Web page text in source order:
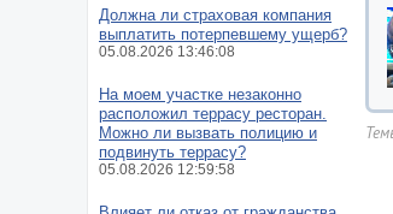
Должна ли страховая компания
выплатить потерпевшему ущерб?
05.08.2026 13:46:08
На моем участке незаконно
расположил террасу ресторан.
Можно ли вызвать полицию и
подвинуть террасу?
05.08.2026 12:59:58